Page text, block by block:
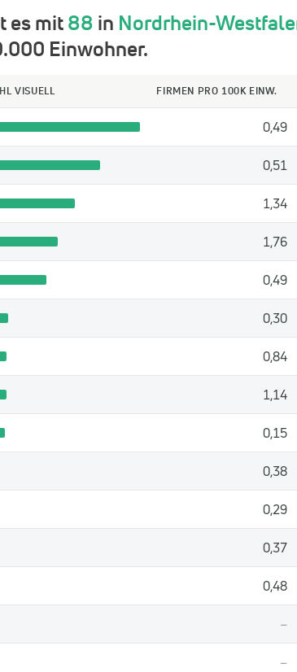
es mit88 in Nordrhein-
Einwohner.
VISUELL FIRMEN PRO 100K EINW.
0,49
0,51
1,34
1,76
0,49
0,30
0,84
1,14
0,15
0,38
0,29
0,37
0,48
–
–